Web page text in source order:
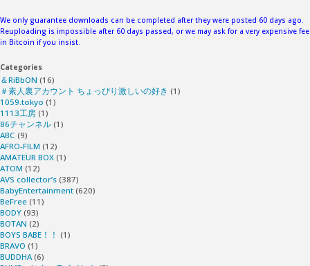
We only guarantee downloads can be completed after they were posted 60 days ago.
Reuploading is impossible after 60 days passed, or we may ask for a very expensive fee
in Bitcoin if you insist.
Categories
＆RiBbON (16)
＃素人裏アカウント ちょっぴり激しいの好き (1)
1059.tokyo (1)
1113工房 (1)
86チャンネル (1)
ABC (9)
AFRO-FILM (12)
AMATEUR BOX (1)
ATOM (12)
AVS collector’s (387)
BabyEntertainment (620)
BeFree (11)
BODY (93)
BOTAN (2)
BOYS BABE！！ (1)
BRAVO (1)
BUDDHA(6)